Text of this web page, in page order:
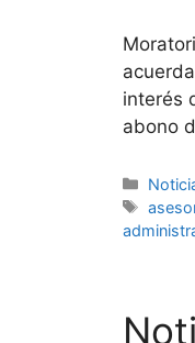
interés
abono